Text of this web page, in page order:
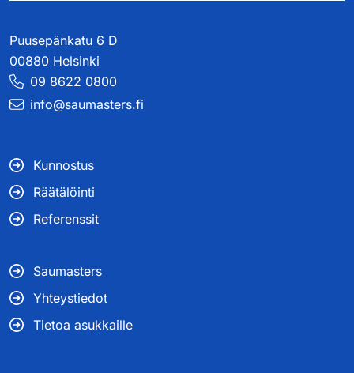
Puusepänkatu 6 D
00880 Helsinki
09 8622 0800
info@saumasters.fi
Kunnostus
Räätälöinti
Referenssit
Saumasters
Yhteystiedot
Tietoa asukkaille